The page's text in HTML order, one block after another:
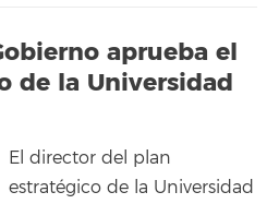
aprueba el
de la Universidad
El director del plan
estratégico de la Universidad